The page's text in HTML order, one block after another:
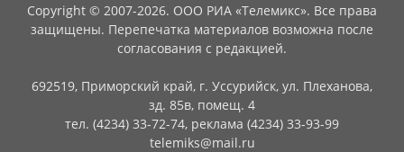
Copyright © 2007-2026. ООО РИА «Телемикс». Все права
защищены. Перепечатка материалов возможна после
согласования с редакцией.
692519, Приморский край, г. Уссурийск, ул. Плеханова,
зд. 85в, помещ. 4
тел. (4234) 33-72-74, реклама (4234) 33-93-99
telemiks@mail.ru